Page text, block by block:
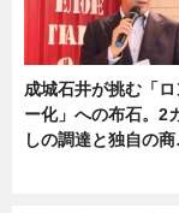
成城石井が挑む「
ー化」への布石。2
しの調達と独自の